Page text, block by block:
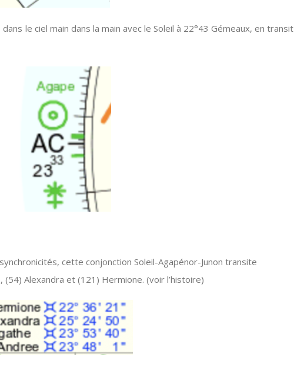
le ciel main dans la main avec le Soleil à 22°43 Gémeaux, en transit
cette conjonction Soleil-Agapénor-Junon transite
Alexandra et (121) Hermione. (voir l’histoire)